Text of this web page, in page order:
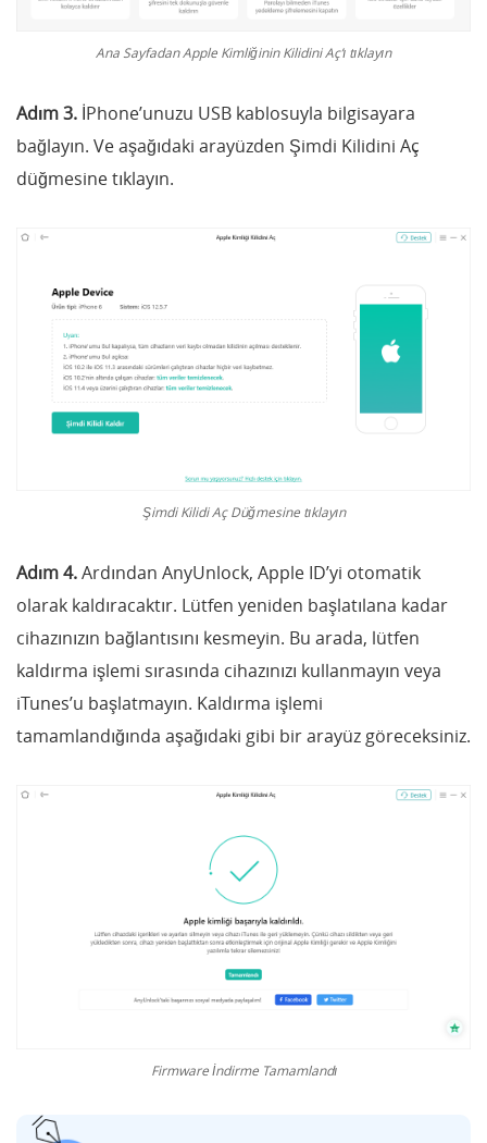
Ana Sayfadan Apple Kimliğinin Kilidini Aç’ı tıklayın
Adım 3. İPhone’unuzu USB kablosuyla bilgisayara
bağlayın. Ve aşağıdaki arayüzden Şimdi Kilidini Aç
düğmesine tıklayın.
Şimdi Kilidi Aç Düğmesine tıklayın
Adım 4.Ardından AnyUnlock, Apple ID’yi otomatik
olarak kaldıracaktır. Lütfen yeniden başlatılana kadar
cihazınızın bağlantısını kesmeyin. Bu arada, lütfen
kaldırma işlemi sırasında cihazınızı kullanmayın veya
iTunes’u başlatmayın. Kaldırma işlemi
tamamlandığında aşağıdaki gibi bir arayüz göreceksiniz.
Firmware İndirme Tamamlandı